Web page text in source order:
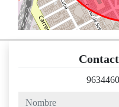
nombre